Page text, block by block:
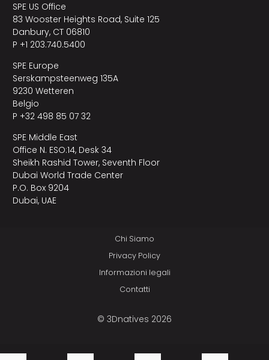
SPE US Office
83 Wooster Heights Road, Suite 125
Danbury, CT 06810
P +1 203.740.5400
SPE Europe
Serskampsteenweg 135A
9230 Wetteren
Belgio
P +32 498 85 07 32
SPE Middle East
Office N. ESO:14, Desk 34
Sheikh Rashid Tower, Seventh Floor
Dubai World Trade Center
P.O. Box 9204
Dubai, UAE
Chi Siamo
Privacy Policy
Informazioni legali
Contatti
© 3Dnatives 2026